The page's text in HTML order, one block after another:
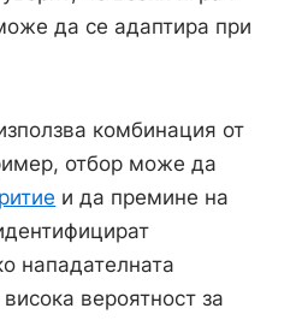
да се адаптира при
комбинация от
отбор може да
и да премине на
нападателната
вероятност за